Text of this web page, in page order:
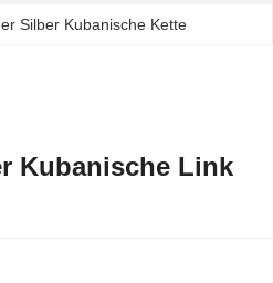
Silber Kubanische Kette
Kubanische Link